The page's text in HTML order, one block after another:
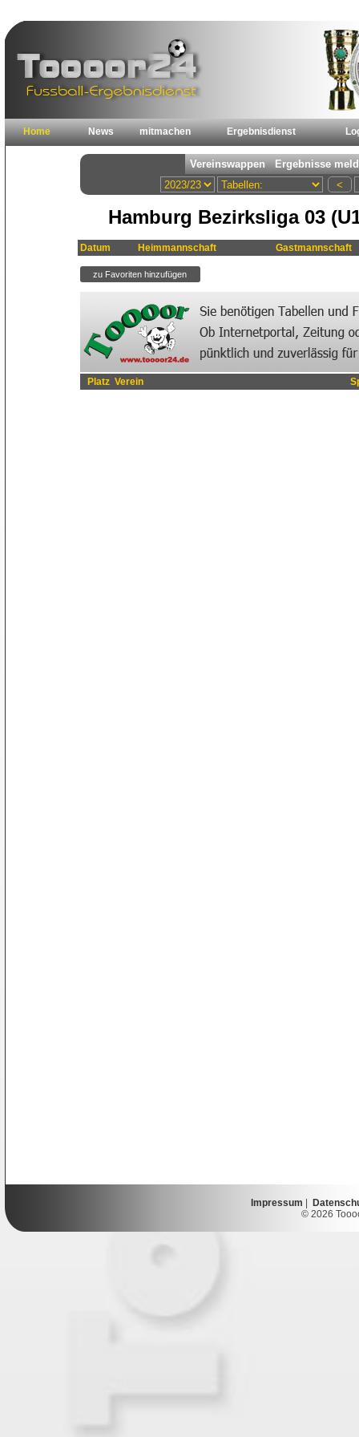
Home News mitmachen Ergebnisdienst
Hamburg Bezirksliga 03
Datum Heimmannschaft Gastmannschaft
Platz Verein
Impressum
© 2026